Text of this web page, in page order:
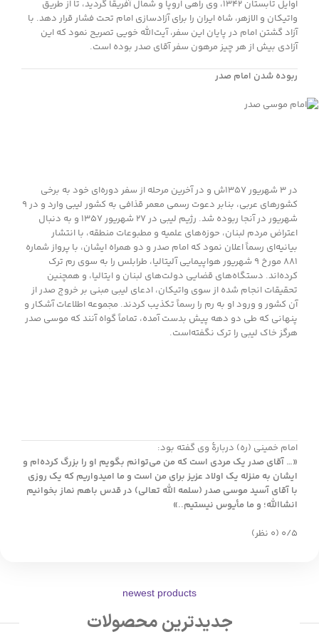
اوایل تابستان ۱۳۴۲، وی راهی اروپا و شمال آفریقا گردید، تا از طریق
واتیکان و الازهر، شاه ایران را برای آزادسازی امام تحت فشار قرار دهد. با
آزاد گشتن امام در پایان این سفر، آیت‌الله خویی تصریح نمود که این
آزادی بیش از هر چیز مرهون سفر آقای صدر بوده است.
ربوده شدن امام صدر
در ۳ شهریور ۱۳۵۷ش و در آخرین مرحله از سفر دوره‌ای خود به برخی
کشورهای عربی، بنابر دعوت رسمی معمر قذافی به کشور لیبی وارد و در ۹
شهریور در آنجا ربوده شد. رژیم لیبی در ۲۷ شهریور ۱۳۵۷ و به دنبال
اعتراض مردم لبنان، حوزه‌های علمیه و مطبوعات منطقه، با انتشار
بیانیه‌ای رسماً اعلان نمود که امام صدر و دو همراه ایشان، با پرواز شماره
۸۸۱ مورخ ۹ شهریور هواپیمایی آلیتالیا، طرابلس را به سوی رم ترک
کرده‌اند. دستگاه‌های قضایی دولت‌های لبنان و ایتالیا، و همچنین
تحقیقات انجام شده از سوی واتیکان، ادعای لیبی مبنی بر خروج صدر از
آن کشور و ورود او به رم را رسماً تکذیب کردند. مجموعه اطلاعات آشکار و
پنهانی که طی دو دهه پیش بدست آمده، تماماً گواه آنند که موسی صدر
هرگز خاک لیبی را ترک نگفته‌است.
امام خمینی (ره) دربارهٔ وی گفته بود:
«… آقای صدر یک مردی است که من می‌توانم بگویم او را بزرگ کرده‌ام و
ایشان به منزله یک اولاد عزیز برای من است و ما امیدواریم که یک روزی
با آقای آسید موسی صدر (سلمه الله تعالی) در قدس باهم نماز بخوانیم
انشاالله؛ و ما مأیوس نیستیم..»
‫۰/۵ ‫(۰ نظر)
newest products
جدیدترین محصولات